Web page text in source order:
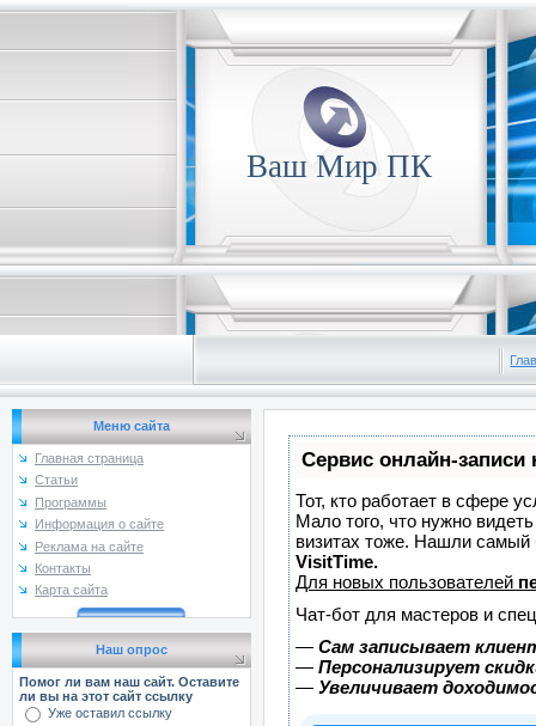
Ваш Мир ПК
Меню сайта
Главная страница
Статьи
Программы
Информация о сайте
Реклама на сайте
Контакты
Карта сайта
Наш опрос
Помог ли вам наш сайт. Оставите
ли вы на этот сайт ссылку
Уже оставил ссылку
Сервис онлайн-записи
Тот, кто работает в сфере
Мало того, что нужно
визитах тоже. Нашли
VisitTime.
Для новых пользователей
Чат-бот для мастеров и
— Сам записывает
— Персонализирует
— Увеличивает